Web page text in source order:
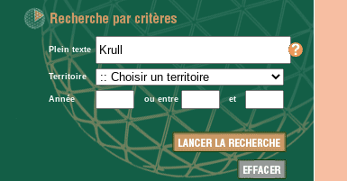
Plein texte
Territoire
Année ou entre et